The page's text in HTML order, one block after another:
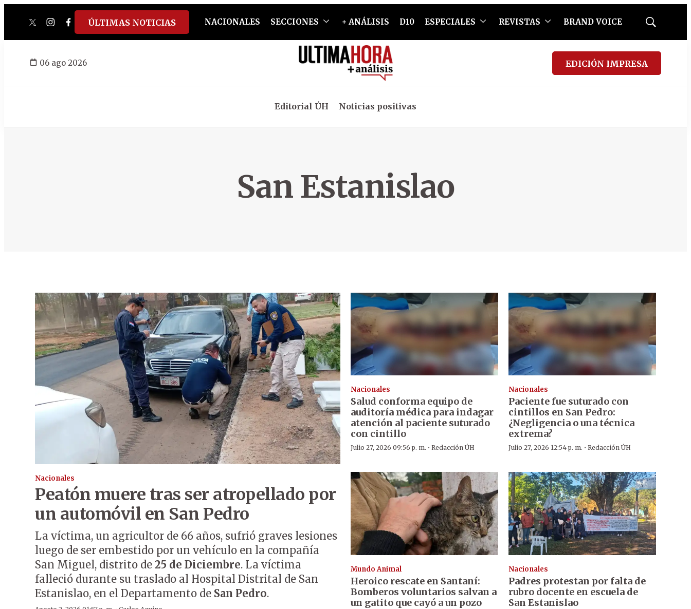
twitterinstagram
facebook
tiktokyoutube
spotify
ÚLTIMAS NOTICIAS NACIONALES SECCIONES + ANÁLISIS D10 ESPECIALES REVISTAS BRAND VOICE
Mostrar
06 ago 2026 EDICIÓN IMPRESA
Editorial ÚH Noticias positivas
San Estanislao
Nacionales
Peatón muere tras ser atropellado por
un automóvil en San Pedro
La víctima, un agricultor de 66 años, sufrió graves lesiones
luego de ser embestido por un vehículo en la compañía
San Miguel, distrito de 25 de Diciembre. La víctima
falleció durante su traslado al Hospital Distrital de San
Estanislao, en el Departamento de San Pedro.
Nacionales
Salud conforma equipo de
auditoría médica para indagar
atención al paciente suturado
con cintillo
Julio 27, 2026 09:56 p. m. · Redacción ÚH
Nacionales
Paciente fue suturado con
cintillos en San Pedro:
¿Negligencia o una técnica
extrema?
Julio 27, 2026 12:54 p. m. · Redacción ÚH
Mundo Animal
Heroico rescate en Santaní:
Bomberos voluntarios salvan a
un gatito que cayó a un pozo
Nacionales
Padres protestan por falta de
rubro docente en escuela de
San Estanislao